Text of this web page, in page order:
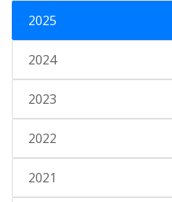
2025
2024
2023
2022
2021